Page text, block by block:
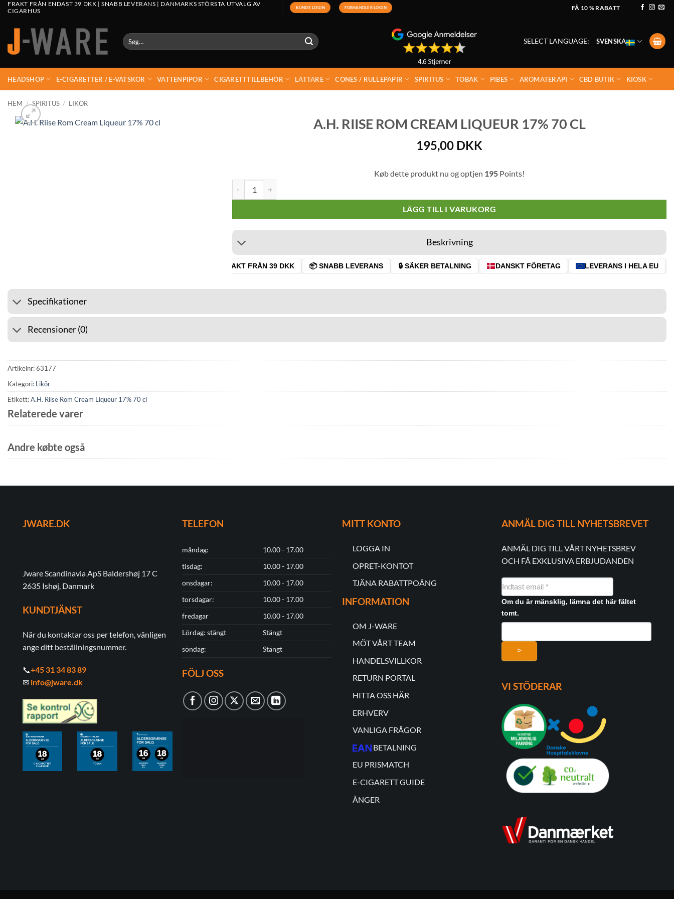
FRAKT FRÅN ENDAST 39 DKK | SNABB LEVERANS | DANMARKS STÖRSTA UTVALG AV
CIGARHUS
KUNDE LOGIN FORHANDLER LOGIN FÅ 10 % RABATT
Søg
efter:
SELECT LANGUAGE: SVENSKA
HEADSHOP E-CIGARETTER / E-VÄTSKOR VATTENPIPOR CIGARETTTILLBEHÖR LÄTTARE CONES / RULLEPAPIR SPIRITUS TOBAK PIBES AROMATERAPI CBD BUTIK KIOSK
HEM / SPIRITUS / LIKÖR
A.H. RIISE ROM CREAM LIQUEUR 17% 70 CL
195,00 DKK
Køb dette produkt nu og optjen 195 Points!
LÄGG TILL I VARUKORG
Beskrivning
🚚 FRAKT FRÅN 39 DKK 📦 SNABB LEVERANS 🔒 SÄKER BETALNING DANSKT FÖRETAG LEVERANS I HELA EU
Specifikationer
Recensioner (0)
Artikelnr:63177
Kategori: Likör
Etikett:A.H. Riise Rom Cream Liqueur 17% 70 cl
Relaterede varer
Andre købte også
JWARE.DK
Jware Scandinavia ApS Baldershøj 17 C
2635 Ishøj, Danmark
KUNDTJÄNST
När du kontaktar oss per telefon, vänligen
ange ditt beställningsnummer.
📞+45 31 34 83 89
✉ info@jware.dk
TELEFON
måndag:
10.00 - 17.00
tisdag:
10.00 - 17.00
onsdagar:
10.00 - 17.00
torsdagar:
10.00 - 17.00
fredagar
10.00 - 17.00
Lördag: stängt
Stängt
söndag:
Stängt
FÖLJ OSS
MITT KONTO
LOGGA IN
OPRET-KONTOT
TJÄNA RABATTPOÄNG
INFORMATION
OM J-WARE
MÖT VÅRT TEAM
HANDELSVILLKOR
RETURN PORTAL
HITTA OSS HÄR
ERHVERV
VANLIGA FRÅGOR
BETALNING
EU PRISMATCH
E-CIGARETT GUIDE
ÅNGER
ANMÄL DIG TILL NYHETSBREVET
ANMÄL DIG TILL VÅRT NYHETSBREV
OCH FÅ EXKLUSIVA ERBJUDANDEN
NYHEDSMAIL
FORMULAR
Om du är mänsklig, lämna det här fältet
tomt.
>
VI STÖDERAR